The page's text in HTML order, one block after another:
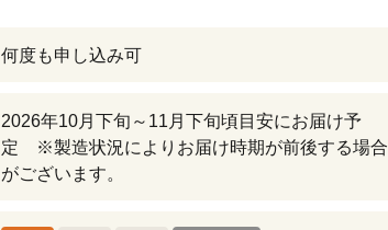
何度も申し込み可
2026年10月下旬～11月下旬頃目安にお届け予
定 ※製造状況によりお届け時期が前後する場合
がございます。